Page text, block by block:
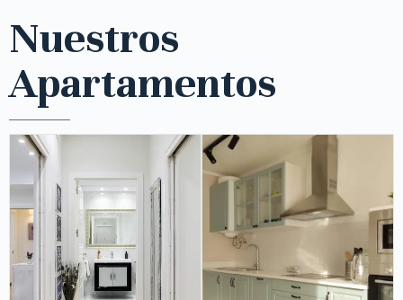
Nuestros
Apartamentos